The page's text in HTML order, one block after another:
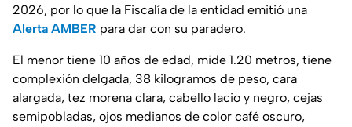
2026, por lo que la Fiscalía de la entidad emitió una
Alerta AMBER para dar con su paradero.
El menor tiene 10 años de edad, mide 1.20 metros, tiene
complexión delgada, 38 kilogramos de peso, cara
alargada, tez morena clara, cabello lacio y negro, cejas
semipobladas, ojos medianos de color café oscuro,